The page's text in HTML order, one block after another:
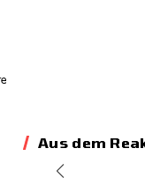
Aus dem